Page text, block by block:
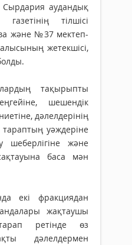
Сырдария аудандық
тілшісі
және №37 мектеп-
жетекшісі,
тақырыпты
шешендік
дәлелдерінің
уәждеріне
шеберлігіне және
баса мән
екі фракциядан
жақтаушы
ретінде өз
дәлелдермен